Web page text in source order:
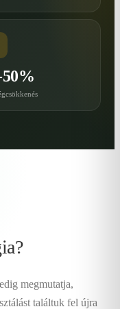
50%
megmutatja,
találtuk fel újra